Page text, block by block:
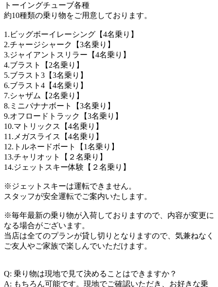
トーイングチューブ各種
約10種類の乗り物をご用意しております。
1.ビッグボーイレーシング【4名乗り】
2.チャージシャーク【3名乗り】
3.ジャイアントスリラー【4名乗り】
4.ブラスト【2名乗り】
5.ブラスト3【3名乗り】
6.ブラスト4【4名乗り】
7.シャザム【2名乗り】
8.ミニバナナボート【3名乗り】
9.オフロードトラック【3名乗り】
10.マトリックス【4名乗り】
11.メガスライス【4名乗り】
12.トルネードボート【1名乗り】
13.チャリオット【２名乗り】
14.ジェットスキー体験【２名乗り】
※ジェットスキーは運転できません。
スタッフが安全運転でご案内いたします。
※毎年最新の乗り物が入荷しておりますので、内容が変更に
なる場合がございます。
当店は全てのプランが貸し切りとなりますので、気兼ねなく
ご友人やご家族で楽しんでいただけます。
Q: 乗り物は現地で見て決めることはできますか？
A: もちろん可能です。現地でご確認いただき、お好きな乗